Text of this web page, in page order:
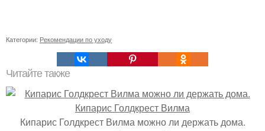
Категории: Рекомендации по уходу
Читайте также
Кипарис Голдкрест Вилма можно ли держать дома.